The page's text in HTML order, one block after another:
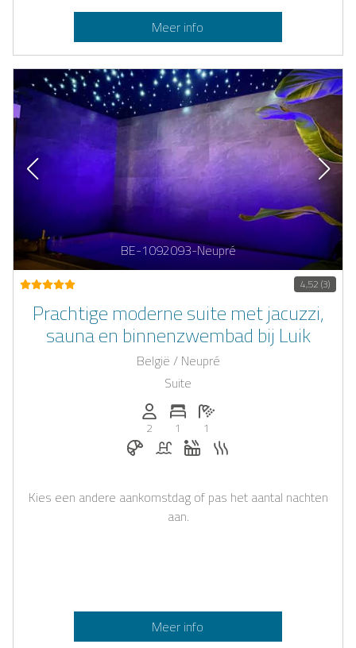
Meer info
BE-1092093-Neupré
4,52 (3)
Prachtige moderne suite met jacuzzi,
sauna en binnenzwembad bij Luik
België / Neupré
Suite
Personen (max.): 2
2
Aantal slaapkamers: 1
1
Aantal badkamers: 1
1
Ontbijt op aanvraag
ZwembadWhirlpool
Kies een andere aankomstdag of pas het aantal nachten
aan.
Meer info